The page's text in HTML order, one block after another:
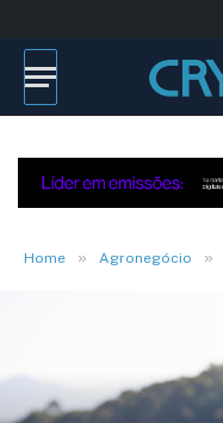
Home » Agronegócio »